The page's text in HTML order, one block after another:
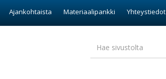
Ajankohtaista Materiaalipankki Yhteystiedot